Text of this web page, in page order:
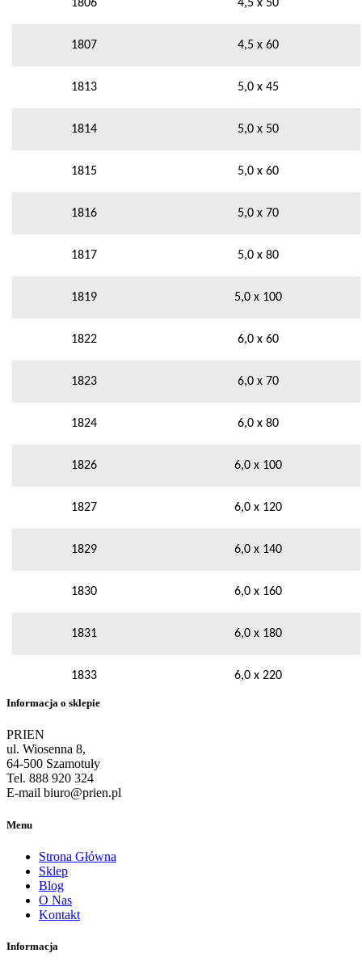
1806 4,5 x 50
1807 4,5 x 60
1813 5,0 x 45
1814 5,0 x 50
1815 5,0 x 60
1816 5,0 x 70
1817 5,0 x 80
1819 5,0 x 100
1822 6,0 x 60
1823 6,0 x 70
1824 6,0 x 80
1826 6,0 x 100
1827 6,0 x 120
1829 6,0 x 140
1830 6,0 x 160
1831 6,0 x 180
1833 6,0 x 220
Informacja o sklepie
PRIEN
ul. Wiosenna 8,
64-500 Szamotuły
Tel. 888 920 324
E-mail biuro@prien.pl
Menu
Strona Główna
Sklep
Blog
O Nas
Kontakt
Informacja